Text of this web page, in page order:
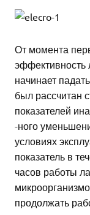
От момента
эффективность
начинает
был рассчитан
показателей
-ного
условиях
показатель в
часов работы
продолжать